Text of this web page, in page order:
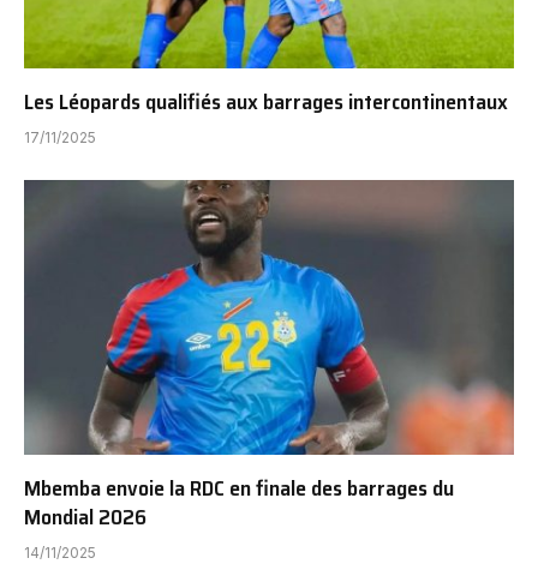
Les Léopards qualifiés aux barrages intercontinentaux
17/11/2025
Mbemba envoie la RDC en finale des barrages du
Mondial 2026
14/11/2025